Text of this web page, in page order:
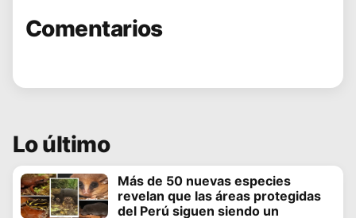
Comentarios
Lo último
Más de 50 nuevas especies
revelan que las áreas protegidas
del Perú siguen siendo un